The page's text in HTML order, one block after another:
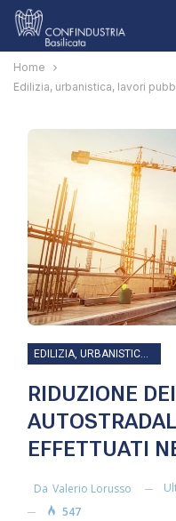
Home
Edilizia, urbanistica, lavori
EDILIZIA, URBANISTICA, LAVORI PUBBLICI, INFRASTRUTTURE E TRASPORTI
RIDUZIONE
EFFETTUATI
Da Valerio Lorusso
547